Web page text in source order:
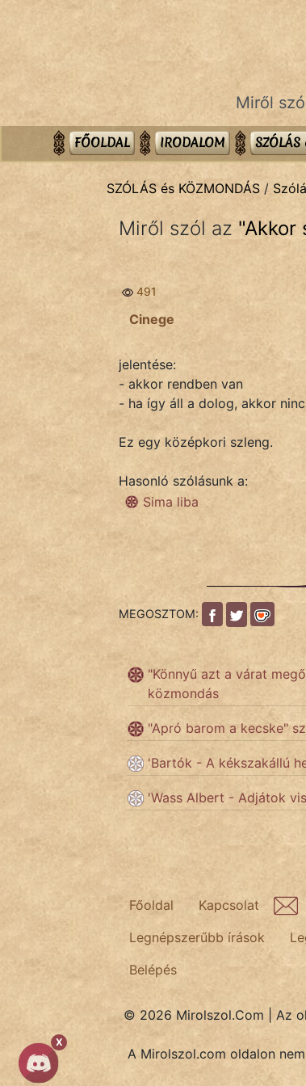
X
Bibliai
Közmondások
Szóláscsoportok
KÖZMONDÁS
FILM
Népszerű szerzőink:
fantom
Láron Ádám
vörös ördög
nagyöreg
Miről
FŐOLDAL IRODALOM
SZÓLÁS és KÖZMONDÁS /
Miről szól az "Akkor
491
Cinege
jelentése:
- akkor rendben van
- ha így áll a dolog, akkor
Ez egy középkori szleng.
Hasonló szólásunk a:
Sima liba
MEGOSZTOM:
"Könnyű azt a várat
közmondás
"Apró barom a kecske"
'Bartók - A kékszakállú
'Wass Albert - Adjátok
Főoldal Kapcsolat
Legnépszerűbb írások
Belépés
© 2026 Mirolszol.Com | Az
A Mirolszol.com oldalon